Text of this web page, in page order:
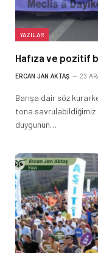
YAZILAR
Hafıza ve pozitif
ERCAN JAN AKTAŞ 23
Barışa dair söz
tona savrulabildiğimiz
duygunun…